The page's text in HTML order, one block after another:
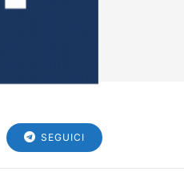
SEGUICI